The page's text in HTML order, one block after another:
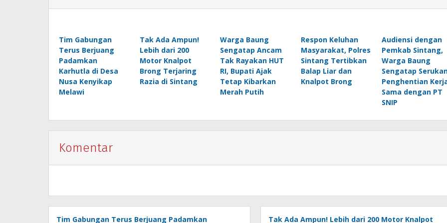
Tim Gabungan
Terus Berjuang
Padamkan
Karhutla di Desa
Nusa Kenyikap
Melawi
Tak Ada Ampun!
Lebih dari 200
Motor Knalpot
Brong Terjaring
Razia di Sintang
Warga Baung
Sengatap Ancam
Tak Rayakan HUT
RI, Bupati Ajak
Tetap Kibarkan
Merah Putih
Respon Keluhan
Masyarakat, Polres
Sintang Tertibkan
Balap Liar dan
Knalpot Brong
Audiensi dengan
Pemkab Sintang,
Warga Baung
Sengatap
Penghentian
Sama dengan PT
SNIP
Komentar
Tim Gabungan Terus Berjuang Padamkan Tak Ada Ampun! Lebih dari 200 Motor Knalpot